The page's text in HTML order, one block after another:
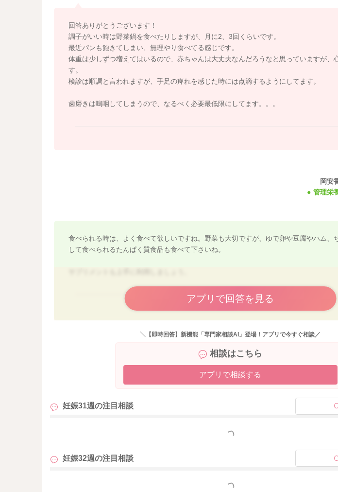
臭いが嫌であれば、冷やした物にしたり、食べたら歯を磨くなど対策をしつつ食べるよ
でしょうか？
回答ありがとうございます！
調子がいい時は野菜鍋を食べたりしますが、月に2、3回くらいです。
最近パンも飽きてしまい、無理やり食べてる感じです。
体重は少しずつ増えてはいるので、赤ちゃんは大丈夫なんだろうなと思っていますが、
す。
検診は順調と言われますが、手足の痺れを感じた時には点滴するようにしてます。
歯磨きは嗚咽してしまうので、なるべく必要最低限にしてます。。。
岡安
管理栄
食べられる時は、よく食べて欲しいですね。野菜も大切ですが、ゆで卵や豆腐やハム、
して食べられるたんぱく質食品も食べて下さいね。
アプリで回答を見る
＼【即時回答】新機能「専門家相談AI」登場！アプリで今すぐ相談／
相談はこちら
アプリで相談する
妊娠31週の注目相談
もっと見る
妊娠32週の注目相談
もっと見る